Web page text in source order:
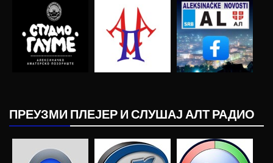
ПРЕУЗМИ ПЛЕЈЕР И СЛУШАЈ АЛТ РАДИО